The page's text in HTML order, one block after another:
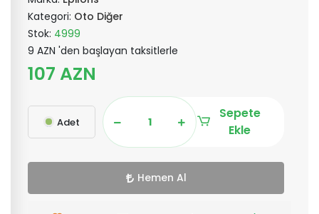
Kategori: Oto Diğer
Stok: 4999
9 AZN 'den başlayan taksitlerle
107 AZN
Adet
Sepete
Ekle
Hemen Al